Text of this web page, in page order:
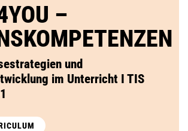
–
und
im Unterricht I TIS